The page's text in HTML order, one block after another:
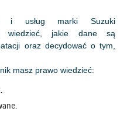
i usług marki Suzuki
wiedzieć, jakie dane są
oraz decydować o tym,
masz prawo wiedzieć: